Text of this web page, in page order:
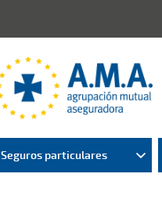
Seguros particulares